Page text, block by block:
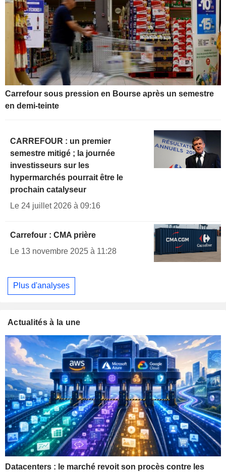
Carrefour sous pression en Bourse après un semestre
en demi-teinte
CARREFOUR : un premier
semestre mitigé ; la journée
investisseurs sur les
hypermarchés pourrait être le
prochain catalyseur
Le 24 juillet 2026 à 09:16
Carrefour : CMA prière
Le 13 novembre 2025 à 11:28
Plus d'analyses
Actualités à la une
Datacenters : le marché revoit son procès contre les